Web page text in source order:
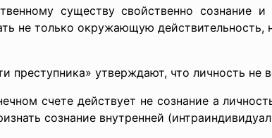
существу свойственно сознание
не только окружающую действительность,
преступника» утверждают, что личность не
счете действует не сознание а
сознание внутренней